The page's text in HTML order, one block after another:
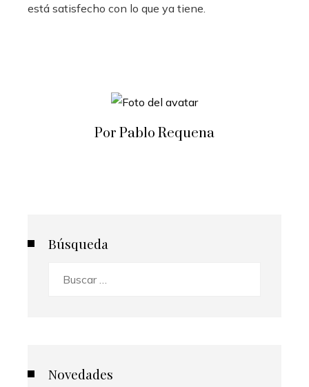
está satisfecho con lo que ya tiene.
Por Pablo Requena
Búsqueda
Novedades